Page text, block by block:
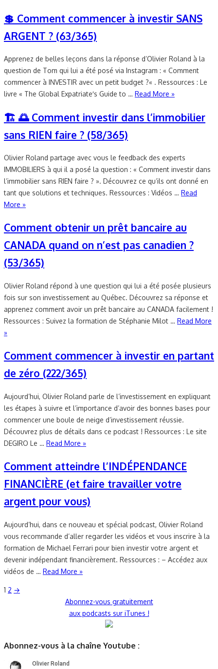
💲 Comment commencer à investir SANS
ARGENT ? (63/365)
Apprenez de belles leçons dans la réponse d’Olivier Roland à la
question de Tom qui lui a été posé via Instagram : « Comment
commencer à INVESTIR avec un petit budget ?« . Ressources : Le
livre « The Global Expatriate′s Guide to … Read More »
🏗 🌅 Comment investir dans l’immobilier
sans RIEN faire ? (58/365)
Olivier Roland partage avec vous le feedback des experts
IMMOBILIERS à qui il a posé la question : « Comment investir dans
l’immobilier sans RIEN faire ? ». Découvrez ce qu’ils ont donné en
tant que solutions et techniques. Ressources : Vidéos … Read
More »
Comment obtenir un prêt bancaire au
CANADA quand on n’est pas canadien ?
(53/365)
Olivier Roland répond à une question qui lui a été posée plusieurs
fois sur son investissement au Québec. Découvrez sa réponse et
apprenez comment avoir un prêt bancaire au CANADA facilement !
Ressources : Suivez la formation de Stéphanie Milot … Read More
»
Comment commencer à investir en partant
de zéro (222/365)
Aujourd’hui, Olivier Roland parle de l’investissement en expliquant
les étapes à suivre et l’importance d’avoir des bonnes bases pour
commencer une boule de neige d’investissement réussie.
Découvrez plus de détails dans ce podcast ! Ressources : Le site
DEGIRO Le … Read More »
Comment atteindre l’INDÉPENDANCE
FINANCIÈRE (et faire travailler votre
argent pour vous)
Aujourd’hui, dans ce nouveau et spécial podcast, Olivier Roland
vous recommande d’aller regarder les vidéos et vous inscrire à la
formation de Michael Ferrari pour bien investir votre argent et
devenir indépendant financièrement. Ressources : – Accédez aux
vidéos de … Read More »
Pagination
1 2 →
Abonnez-vous gratuitement
aux podcasts sur iTunes !
Abonnez-vous à la chaîne Youtube :